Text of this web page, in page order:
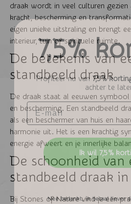
draak wordt in veel culturen
kracht, bescherming en
eigen unieke uitstraling en brengt
interieur, tuin of spirituele ruimte.
De betekenis van
standbeeld draak
De draak staat al eeuwen
en bescherming. Een standbeeld
als een beschermer van huis en
harmonie uit. Het is een krachtig
energie afweert en je innerlijke
De schoonheid van
standbeeld draak
Bij Stones of Nature vind je een
7,5%
Profiteer nu van7,5% korting
achter te
Email
Ik wil 7,5%